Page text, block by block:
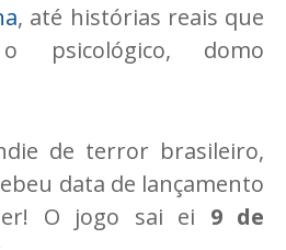
, até histórias reais que
psicológico, domo
de terror brasileiro,
data de lançamento
O jogo sai ei 9 de